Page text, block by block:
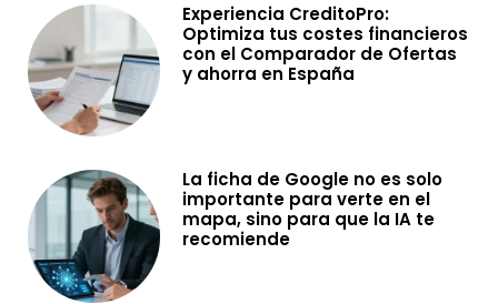
Experiencia CreditoPro:
Optimiza tus costes financieros
con el Comparador de Ofertas
y ahorra en España
La ficha de Google no es solo
importante para verte en el
mapa, sino para que la IA te
recomiende